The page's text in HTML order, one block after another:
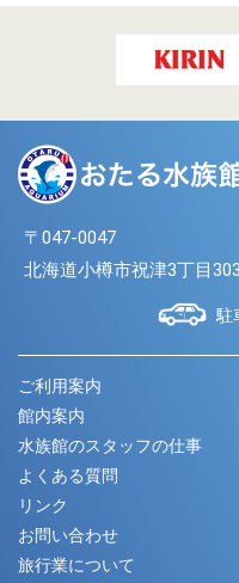
〒047-0047
北海道小樽市祝津3丁目
駐
ご利用案内
館内案内
水族館のスタッフの仕事
よくある質問
リンク
お問い合わせ
旅行業について